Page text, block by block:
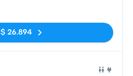
$ 26.894